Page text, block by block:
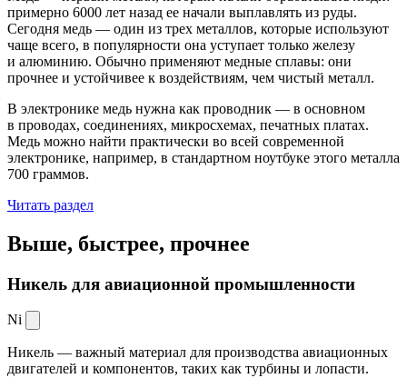
примерно 6000 лет назад ее начали выплавлять из руды.
Сегодня медь — один из трех металлов, которые используют
чаще всего, в популярности она уступает только железу
и алюминию. Обычно применяют медные сплавы: они
прочнее и устойчивее к воздействиям, чем чистый металл.
В электронике медь нужна как проводник — в основном
в проводах, соединениях, микросхемах, печатных платах.
Медь можно найти практически во всей современной
электронике, например, в стандартном ноутбуке этого металла
700 граммов.
Читать раздел
Выше, быстрее, прочнее
Никель для авиационной промышленности
Ni
Никель — важный материал для производства авиационных
двигателей и компонентов, таких как турбины и лопасти.